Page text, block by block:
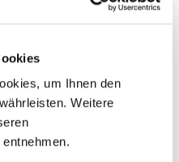
um Ihnen den
Weitere
entnehmen.
hätten.
und
bei SFS kein
wäre er